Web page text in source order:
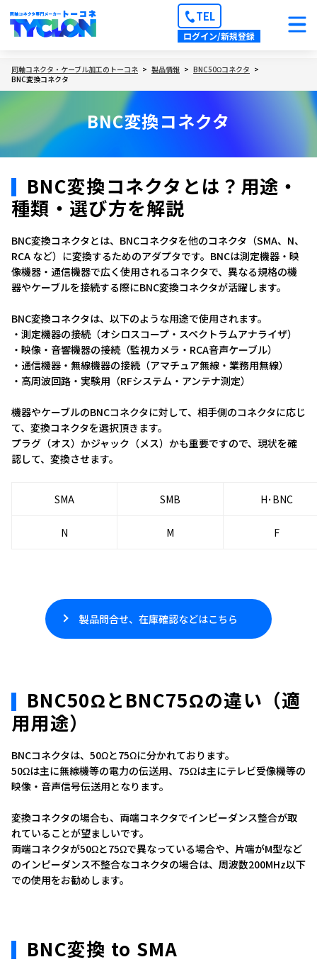
TEL
ログイン/新規登録
同軸コネクタ・ケーブル加工のトーコネ 製品情報
BNC50Ωコネクタ
BNC変換コネクタ
BNC変換コネクタ
BNC変換コネクタとは？用途・
種類・選び方を解説
BNC変換コネクタとは、BNCコネクタを他のコネクタ（SMA、N、
RCA など）に変換するためのアダプタです。BNCは測定機器・映
像機器・通信機器で広く使用されるコネクタで、異なる規格の機
器やケーブルを接続する際にBNC変換コネクタが活躍します。
BNC変換コネクタは、以下のような用途で使用されます。
・測定機器の接続（オシロスコープ・スペクトラムアナライザ）
・映像・音響機器の接続（監視カメラ・RCA音声ケーブル）
・通信機器・無線機器の接続（アマチュア無線・業務用無線）
・高周波回路・実験用（RFシステム・アンテナ測定）
機器やケーブルのBNCコネクタに対して、相手側のコネクタに応じ
て、変換コネクタを選択頂きます。
プラグ（オス）かジャック（メス）かも重要ですので、現状を確
認して、変換させます。
SMA SMB H･BNC
N M F
製品問合せ、在庫確認などはこちら
BNC50ΩとBNC75Ωの違い（適
用用途）
BNCコネクタは、50Ωと75Ωに分かれております。
50Ωは主に無線機等の電力の伝送用、75Ωは主にテレビ受像機等の
映像・音声信号伝送用となります。
変換コネクタの場合も、両端コネクタでインピーダンス整合が取
れていることが望ましいです。
両端コネクタが50Ωと75Ωで異なっている場合や、片端がM型など
のインピーダンス不整合なコネクタの場合は、周波数200MHz以下
での使用をお勧めします。
BNC変換 to SMA